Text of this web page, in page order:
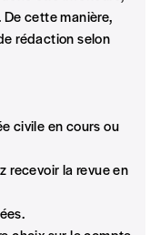
pas
et d’extrême-
punitive.
en cause les
judiciaires tout en
cette manière,
rédaction selon
civile en cours ou
recevoir la revue en